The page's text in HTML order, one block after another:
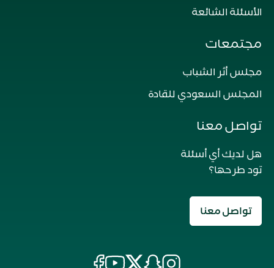
الأسئلة الشائعة
مجتمعات
مجلس أثر الشباب
المجلس السعودي للقادة
تواصل معنا
هل لديك أي أسئلة
تود طرحها؟
تواصل معنا